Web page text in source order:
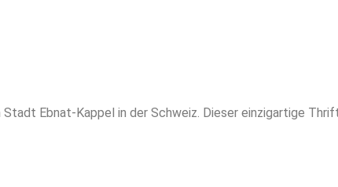
Ebnat-Kappel in der Schweiz. Dieser einzigartige